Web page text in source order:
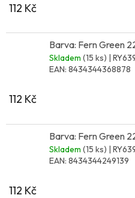
112 Kč
Barva: Fern Green
Skladem (15 ks) |
EAN: 8434344368878
112 Kč
Barva: Fern Green
Skladem (15 ks) |
EAN: 8434344249139
112 Kč